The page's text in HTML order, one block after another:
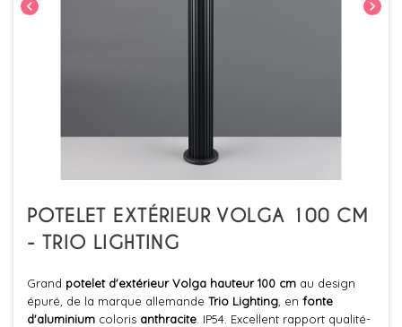
chevron_left chevron_right
POTELET EXTÉRIEUR VOLGA 100 CM
- TRIO LIGHTING
Grand potelet d'extérieur Volga hauteur 100 cm au design
épuré, de la marque allemande Trio Lighting , en fonte
d'aluminium coloris anthracite . IP54. Excellent rapport qualité-